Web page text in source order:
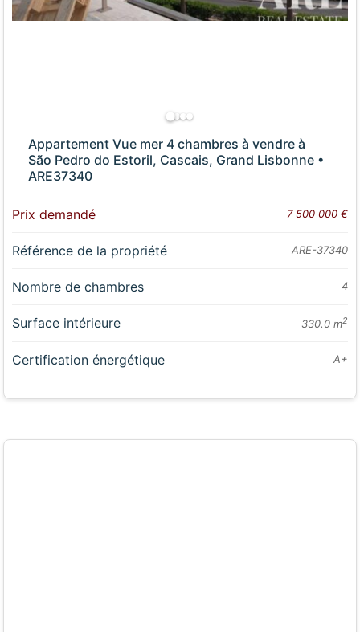
Appartement Vue mer 4 chambres à vendre à
São Pedro do Estoril, Cascais, Grand Lisbonne •
ARE37340
Prix demandé 7 500 000 €
Référence de la propriété ARE-37340
Nombre de chambres 4
Surface intérieure 330.0 m2
Certification énergétique A+